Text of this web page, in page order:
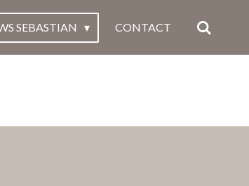
SEBASTIAN CONTACT